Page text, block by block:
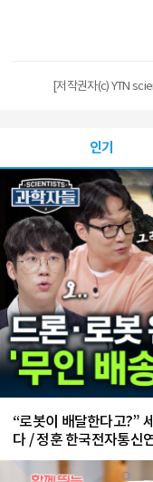
[저작권자(c) YTN
인기
“로봇이 배달한다고?”
다 / 정훈 한국전자통신